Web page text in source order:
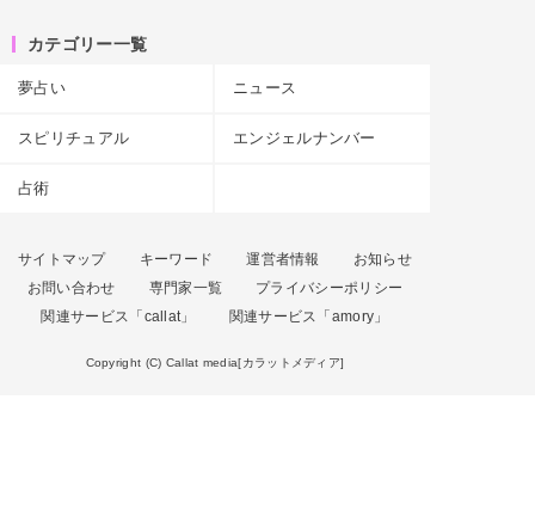
カテゴリー一覧
夢占い ニュース
スピリチュアル エンジェルナンバー
占術
サイトマップ キーワード 運営者情報
お知らせ
お問い合わせ
専門家一覧
プライバシーポリシー
関連サービス「callat」
関連サービス「amory」
Copyright (C) Callat media[カラットメディア]